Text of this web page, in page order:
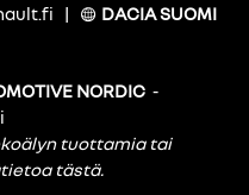
|
DACIA SUOMI
NORDIC -
tuottamia tai
tästä.